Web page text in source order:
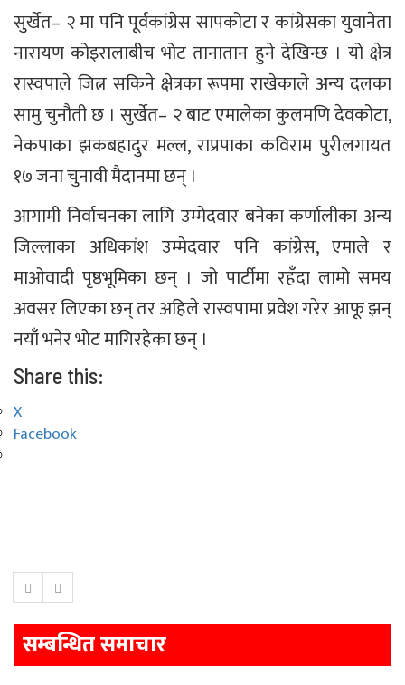
सुर्खेत– २ मा पनि पूर्वकांग्रेस सापकोटा र कांग्रेसका युवानेता
नारायण कोइरालाबीच भोट तानातान हुने देखिन्छ । यो क्षेत्र
रास्वपाले जित्न सकिने क्षेत्रका रूपमा राखेकाले अन्य दलका
सामु चुनौती छ । सुर्खेत– २ बाट एमालेका कुलमणि देवकोटा,
नेकपाका झकबहादुर मल्ल, राप्रपाका कविराम पुरीलगायत
१७ जना चुनावी मैदानमा छन् ।
आगामी निर्वाचनका लागि उम्मेदवार बनेका कर्णालीका अन्य
जिल्लाका अधिकांश उम्मेदवार पनि कांग्रेस, एमाले र
माओवादी पृष्ठभूमिका छन् । जो पार्टीमा रहँदा लामो समय
अवसर लिएका छन् तर अहिले रास्वपामा प्रवेश गरेर आफू झन्
नयाँ भनेर भोट मागिरहेका छन् ।
Share this:
X
Facebook
सम्बन्धित समाचार